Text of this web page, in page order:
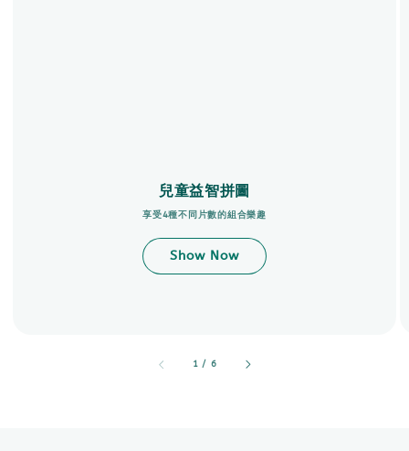
兒童益智拼圖
享受4種不同片數的組合樂趣
Show Now
1 / accessibility.of
6